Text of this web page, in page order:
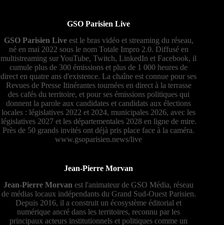
GSO Parisien Live
GSO Parisien Liveest le bras vidéo et streaming du réseau,
né en mai 2022 sous le nom Totale Impro 2.0. Diffusé en
multistreaming sur YouTube, Twitch, LinkedIn et Facebook, il
cumule plus de 300 émissions et plus de 1 000 heures de
direct en quatre ans d'existence. La chaîne est connue pour ses
Revues de Presse Itinérantes tournées en direct à la terrasse
des cafés du territoire, et pour ses émissions politiques qui
donnent la parole aux candidates et candidats aux élections
locales : législatives 2022 et 2024, municipales 2026, avec les
législatives 2027 et les départementales 2028 en ligne de mire.
Près de 50 grands invités ont déjà pris place face à la caméra.
www.gsoparisien.news/live
Jean-Pierre Morvan
Jean-Pierre Morvan est l'animateur de GSO Média, réseau
de médias locaux indépendants du Grand Sud-Ouest Parisien.
Depuis 2016, il a construit un écosystème éditorial et
numérique ancré dans les territoires, reconnu par les
principaux acteurs institutionnels et politiques comme un